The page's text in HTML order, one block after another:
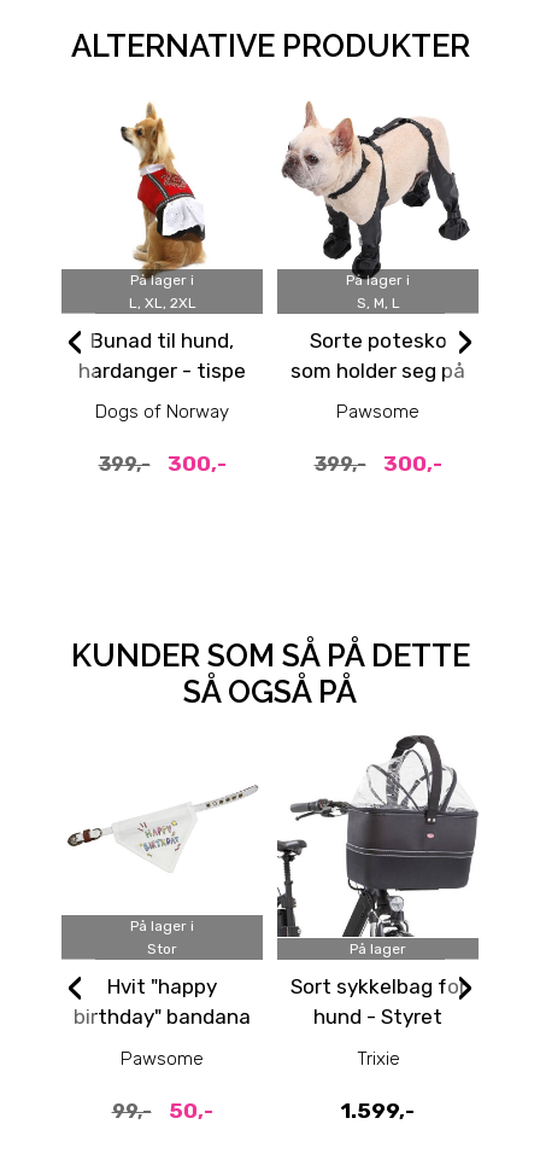
ALTERNATIVE PRODUKTER
På lager i
L, XL, 2XL
Bunad til hund,
hardanger - tispe
Dogs of Norway
399,- 300,-
På lager i
S, M, L
Sorte potesko
som holder seg på
plass - 4pk med
Pawsome
399,- 300,-
‹ ›
KUNDER SOM SÅ PÅ DETTE
SÅ OGSÅ PÅ
På lager i
Stor
Hvit "happy
birthday" bandana
- bursdag hund
Pawsome
99,- 50,-
På lager
Sort sykkelbag for
hund - Styret
Trixie
1.599,-
‹ ›